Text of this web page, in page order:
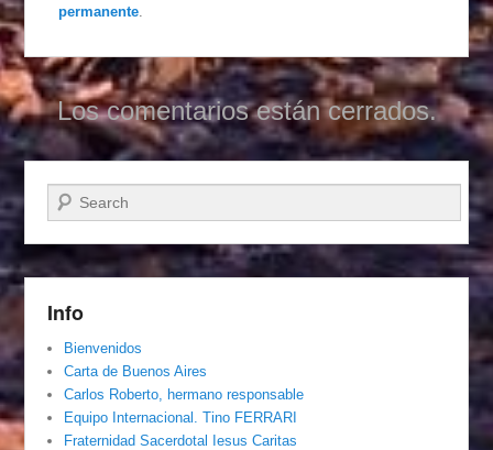
permanente
Los comentarios están cerrados.
Buscar
Info
Bienvenidos
Carta de Buenos Aires
Carlos Roberto, hermano responsable
Equipo Internacional. Tino FERRARI
Fraternidad Sacerdotal Iesus Caritas